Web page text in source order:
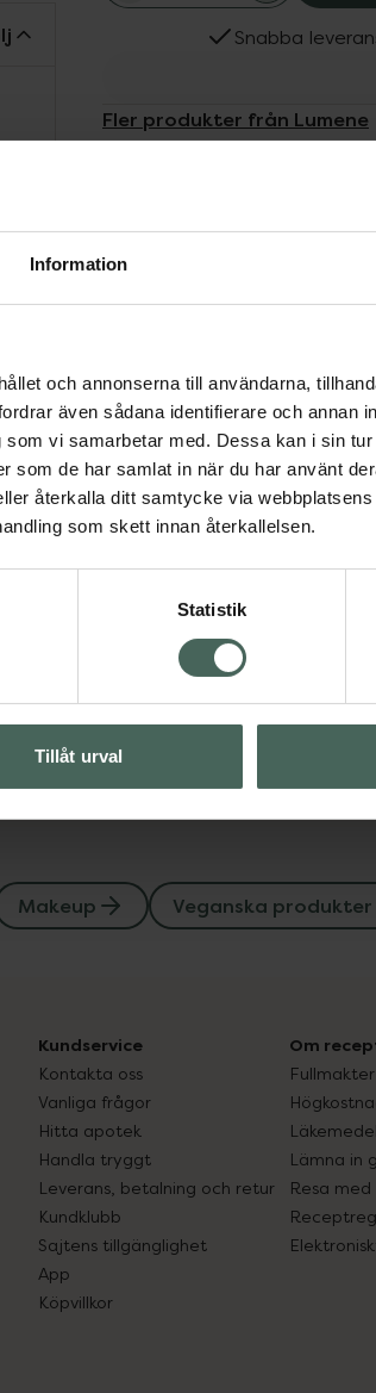
Information
och annonserna till användarna,
även sådana identifierare och annan
vi samarbetar med. Dessa kan i sin
som de har samlat in när du har använt
återkalla ditt samtycke via
som skett innan återkallelsen.
Statistik
Tillåt urval
Snabba
Fler produkter från Lumene
Aktuella erbjudanden
5 av 5 i omdöme
Lumene CC Color 3
Correcting Cream SPF
20
Foundation med SPF 30
ml
219 kr
Köp båda för
403 kr
Makeup Veganska produkter
Kundservice
Kontakta oss
Vanliga frågor
Hitta apotek
Handla tryggt
Leverans, betalning och retur
Kundklubb
Sajtens tillgänglighet
App
Köpvillkor
Om
Fullmakter
Lämna in
Resa